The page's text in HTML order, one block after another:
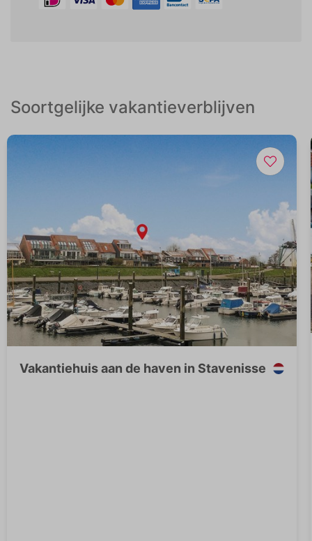
Soortgelijke vakantieverblijven
Vakantiehuis aan de haven in Stavenisse